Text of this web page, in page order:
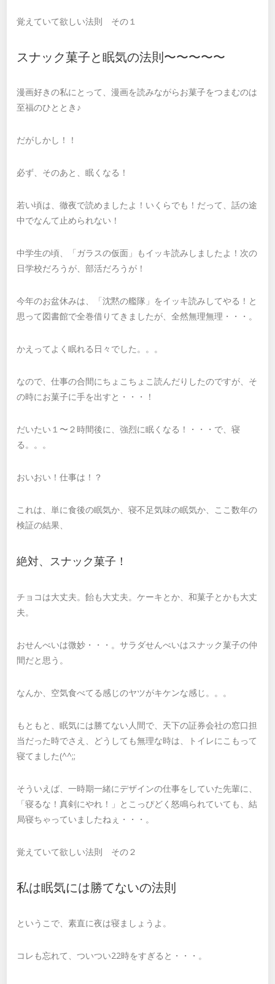
覚えていて欲しい法則 その１
スナック菓子と眠気の法則〜〜〜〜〜
漫画好きの私にとって、漫画を読みながらお菓子をつまむのは
至福のひととき♪
だがしかし！！
必ず、そのあと、眠くなる！
若い頃は、徹夜で読めましたよ！いくらでも！だって、話の途
中でなんて止められない！
中学生の頃、「ガラスの仮面」もイッキ読みしましたよ！次の
日学校だろうが、部活だろうが！
今年のお盆休みは、「沈黙の艦隊」をイッキ読みしてやる！と
思って図書館で全巻借りてきましたが、全然無理無理・・・。
かえってよく眠れる日々でした。。。
なので、仕事の合間にちょこちょこ読んだりしたのですが、そ
の時にお菓子に手を出すと・・・！
だいたい１〜２時間後に、強烈に眠くなる！・・・で、寝
る。。。
おいおい！仕事は！？
これは、単に食後の眠気か、寝不足気味の眠気か、ここ数年の
検証の結果、
絶対、スナック菓子！
チョコは大丈夫。飴も大丈夫。ケーキとか、和菓子とかも大丈
夫。
おせんべいは微妙・・・。サラダせんべいはスナック菓子の仲
間だと思う。
なんか、空気食べてる感じのヤツがキケンな感じ。。。
もともと、眠気には勝てない人間で、天下の証券会社の窓口担
当だった時でさえ、どうしても無理な時は、トイレにこもって
寝てました(^^;;
そういえば、一時期一緒にデザインの仕事をしていた先輩に、
「寝るな！真剣にやれ！」とこっぴどく怒鳴られていても、結
局寝ちゃっていましたねぇ・・・。
覚えていて欲しい法則 その２
私は眠気には勝てないの法則
というこで、素直に夜は寝ましょうよ。
コレも忘れて、ついつい22時をすぎると・・・。